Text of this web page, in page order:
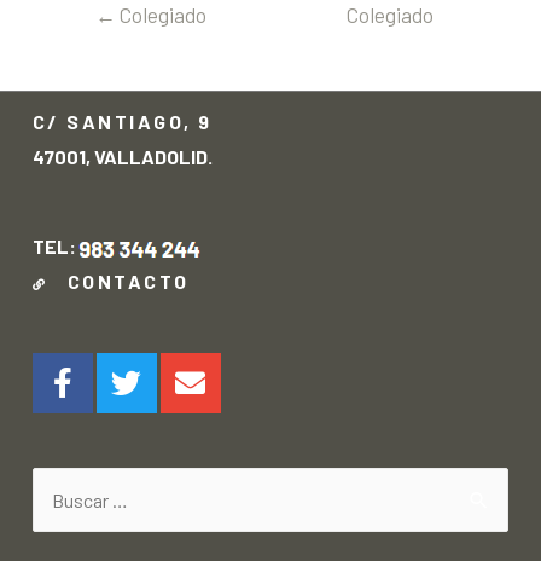
← Colegiado
Colegiado
C/ SANTIAGO, 9
47001, VALLADOLID.
TEL:
CONTACTO